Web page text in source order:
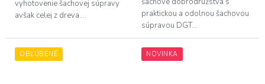
vyhotovenie šachovej súpravy
avšak celej z dreva....
praktickou a odolnou šachovou
súpravou DGT...
OBĽÚBENÉ NOVINKA